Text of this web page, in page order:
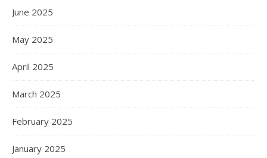
June 2025
May 2025
April 2025
March 2025
February 2025
January 2025